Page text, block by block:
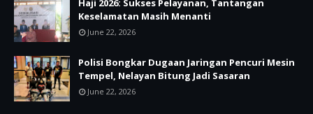
Haji 2026: Sukses Pelayanan, Tantangan
Keselamatan Masih Menanti
June 22, 2026
Polisi Bongkar Dugaan Jaringan Pencuri Mesin
Tempel, Nelayan Bitung Jadi Sasaran
June 22, 2026